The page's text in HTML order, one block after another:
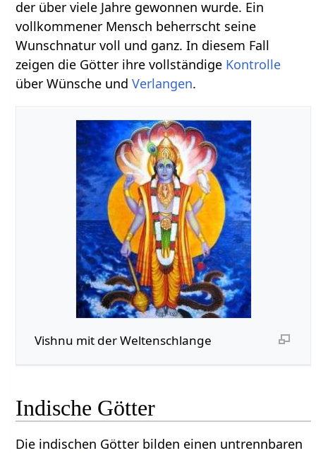
der über viele Jahre gewonnen wurde. Ein
vollkommener Mensch beherrscht seine
Wunschnatur voll und ganz. In diesem Fall
zeigen die Götter ihre vollständige Kontrolle
über Wünsche undVerlangen.
Vishnu mit der Weltenschlange
Indische Götter
Die indischen Götter bilden einen untrennbaren